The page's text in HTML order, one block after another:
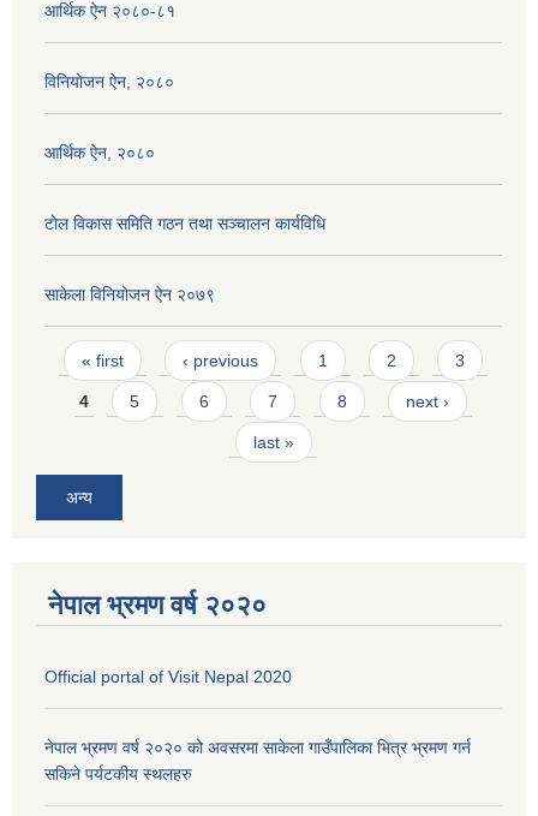
आर्थिक ऐन २०८०-८१
विनियोजन ऐन, २०८०
आर्थिक ऐन, २०८०
टोल विकास समिति गठन तथा सञ्चालन कार्यविधि
साकेला विनियोजन ऐन २०७९
Pages
« first ‹ previous 1 2 3
4 5 6 7 8 next ›
last »
अन्य
नेपाल भ्रमण वर्ष २०२०
Official portal of Visit Nepal 2020
नेपाल भ्रमण वर्ष २०२० को अवसरमा साकेला गाउँपालिका भित्र भ्रमण गर्न
सकिने पर्यटकीय स्थलहरु